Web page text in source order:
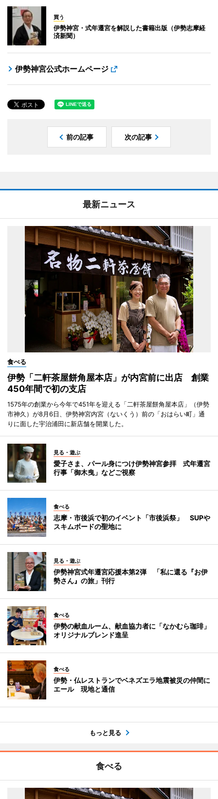
買う
伊勢神宮・式年遷宮を解説した書籍出版（伊勢志摩経
済新聞）
伊勢神宮公式ホームページ
前の記事 次の記事
最新ニュース
食べる
伊勢「二軒茶屋餅角屋本店」が内宮前に出店 創業
450年間で初の支店
1575年の創業から今年で451年を迎える「二軒茶屋餅角屋本店」（伊勢
市神久）が8月6日、伊勢神宮内宮（ないくう）前の「おはらい町」通
りに面した宇治浦田に新店舗を開業した。
見る・遊ぶ
愛子さま、パール身につけ伊勢神宮参拝 式年遷宮
行事「御木曳」などご視察
食べる
志摩・市後浜で初のイベント「市後浜祭」 SUPや
スキムボードの聖地に
見る・遊ぶ
伊勢神宮式年遷宮応援本第2弾 「私に還る『お伊
勢さん』の旅」刊行
食べる
伊勢の献血ルーム、献血協力者に「なかむら珈琲」
オリジナルブレンド進呈
食べる
伊勢・仏レストランでベネズエラ地震被災の仲間に
エール 現地と通信
もっと見る
食べる